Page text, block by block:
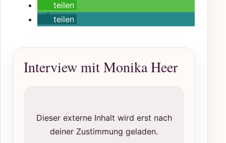
teilen
teilen
Interview mit Monika Heer
Dieser externe Inhalt wird erst nach
deiner Zustimmung geladen.